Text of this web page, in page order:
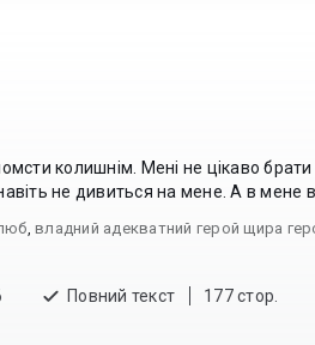
колишнім. Мені не цікаво брати
не дивиться на мене. А в мене
, владний адекватний герой щира
Повний текст 177 стор.